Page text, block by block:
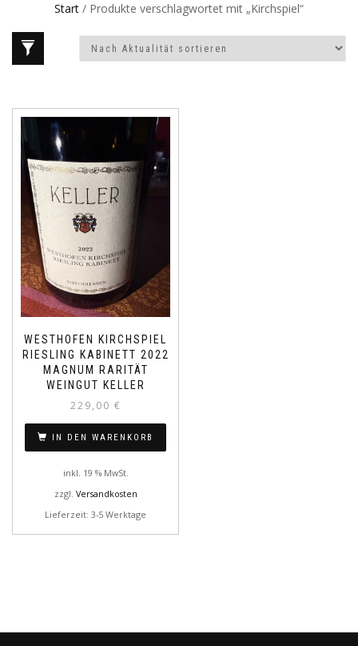
Start / Produkte verschlagwortet mit „Kirchspiel“
WESTHOFEN KIRCHSPIEL
RIESLING KABINETT 2022
MAGNUM RARITÄT
WEINGUT KELLER
229,00 €
IN DEN WARENKORB
inkl. 19 % MwSt.
zzgl. Versandkosten
Lieferzeit: 3-5 Werktage